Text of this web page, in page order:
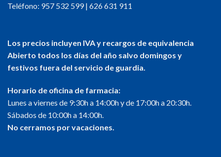
Teléfono: 957 532 599| 626 631 911
Los precios incluyen IVA y recargos de equivalencia
Abierto todos los días del año salvo domingos y
festivos fuera del servicio de guardia.
Horario de oficina de farmacia:
Lunes a viernes de 9:30h a 14:00h y de 17:00h a 20:30h.
Sábados de 10:00h a 14:00h.
No cerramos por vacaciones.